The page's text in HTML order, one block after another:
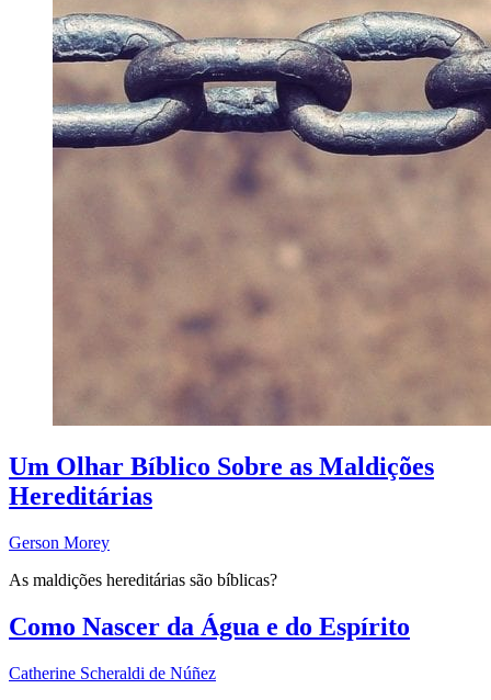
Um Olhar Bíblico Sobre as Maldições
Hereditárias
Gerson Morey
As maldições hereditárias são bíblicas?
Como Nascer da Água e do Espírito
Catherine Scheraldi de Núñez